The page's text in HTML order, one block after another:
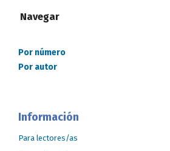
Navegar
Por número
Por autor
Información
Para lectores/as